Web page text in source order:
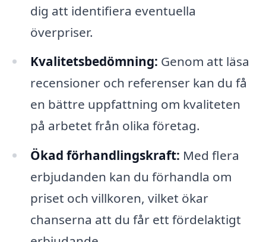
dig att identifiera eventuella
överpriser.
Kvalitetsbedömning: Genom att läsa
recensioner och referenser kan du få
en bättre uppfattning om kvaliteten
på arbetet från olika företag.
Ökad förhandlingskraft: Med flera
erbjudanden kan du förhandla om
priset och villkoren, vilket ökar
chanserna att du får ett fördelaktigt